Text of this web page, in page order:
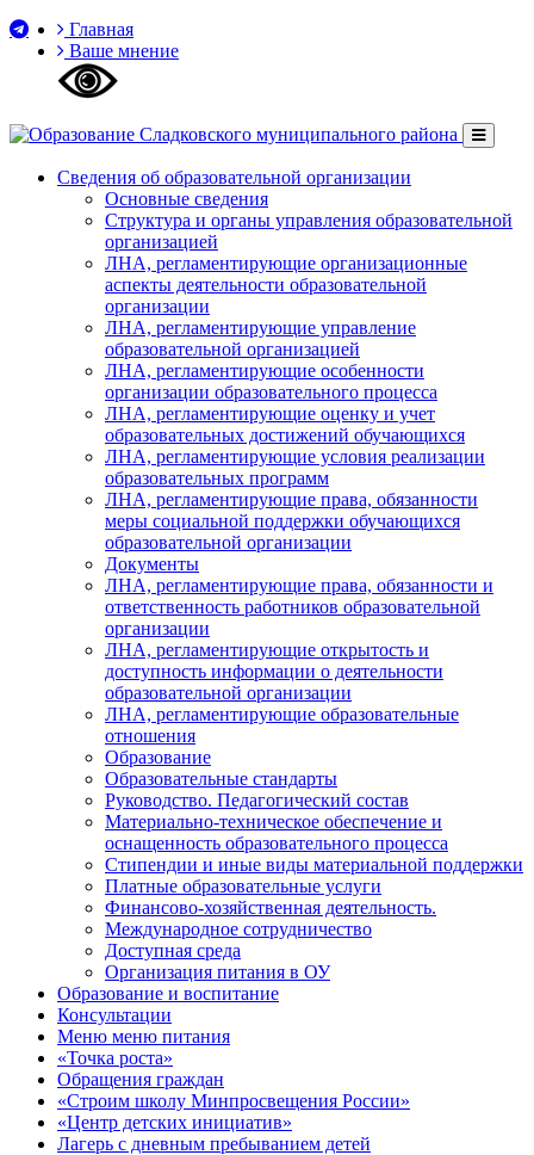
Главная
Ваше мнение
Сведения об образовательной организации
Основные сведения
Структура и органы управления образовательной
организацией
ЛНА, регламентирующие организационные
аспекты деятельности образовательной
организации
ЛНА, регламентирующие управление
образовательной организацией
ЛНА, регламентирующие особенности
организации образовательного процесса
ЛНА, регламентирующие оценку и учет
образовательных достижений обучающихся
ЛНА, регламентирующие условия реализации
образовательных программ
ЛНА, регламентирующие права, обязанности
меры социальной поддержки обучающихся
образовательной организации
Документы
ЛНА, регламентирующие права, обязанности и
ответственность работников образовательной
организации
ЛНА, регламентирующие открытость и
доступность информации о деятельности
образовательной организации
ЛНА, регламентирующие образовательные
отношения
Образование
Образовательные стандарты
Руководство. Педагогический состав
Материально-техническое обеспечение и
оснащенность образовательного процесса
Стипендии и иные виды материальной поддержки
Платные образовательные услуги
Финансово-хозяйственная деятельность.
Международное сотрудничество
Доступная среда
Организация питания в ОУ
Образование и воспитание
Консультации
Меню меню питания
«Точка роста»
Обращения граждан
«Строим школу Минпросвещения России»
«Центр детских инициатив»
Лагерь с дневным пребыванием детей